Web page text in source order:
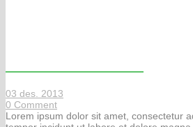
Magna pars studiorum
03 des. 2013
0 Comment
Lorem ipsum dolor sit amet, consectetur